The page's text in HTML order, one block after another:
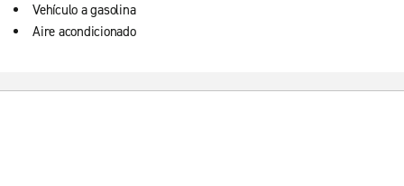
Vehículo a gasolina
Aire acondicionado